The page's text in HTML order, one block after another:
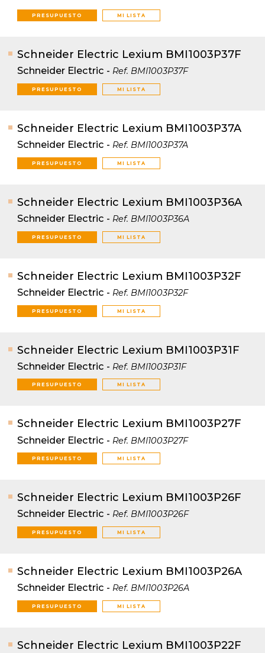
PRESUPUESTO MI LISTA
Schneider Electric Lexium BMI1003P37F
Schneider Electric - Ref. BMI1003P37F
PRESUPUESTO MI LISTA
Schneider Electric Lexium BMI1003P37A
Schneider Electric - Ref. BMI1003P37A
PRESUPUESTO MI LISTA
Schneider Electric Lexium BMI1003P36A
Schneider Electric - Ref. BMI1003P36A
PRESUPUESTO MI LISTA
Schneider Electric Lexium BMI1003P32F
Schneider Electric - Ref. BMI1003P32F
PRESUPUESTO MI LISTA
Schneider Electric Lexium BMI1003P31F
Schneider Electric - Ref. BMI1003P31F
PRESUPUESTO MI LISTA
Schneider Electric Lexium BMI1003P27F
Schneider Electric - Ref. BMI1003P27F
PRESUPUESTO MI LISTA
Schneider Electric Lexium BMI1003P26F
Schneider Electric - Ref. BMI1003P26F
PRESUPUESTO MI LISTA
Schneider Electric Lexium BMI1003P26A
Schneider Electric - Ref. BMI1003P26A
PRESUPUESTO MI LISTA
Schneider Electric Lexium BMI1003P22F